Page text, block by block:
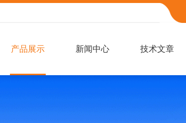
产品展示 新闻中心 技术文章